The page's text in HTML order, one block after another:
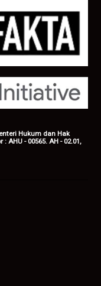
Hukum dan Hak
AHU - 00565. AH - 02.01,